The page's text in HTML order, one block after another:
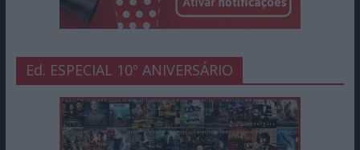
Ed. ESPECIAL 10º ANIVERSÁRIO